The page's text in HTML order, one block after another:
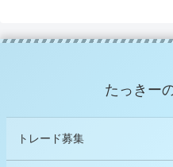
たっきー
トレード募集